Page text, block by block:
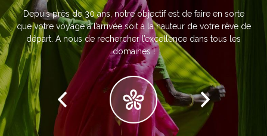
Depuis près de 30 ans, notre objectif est de faire en sorte
que votre voyage à l’arrivée soit à la hauteur de votre rêve de
départ. A nous de rechercher l’excellence dans tous les
domaines !